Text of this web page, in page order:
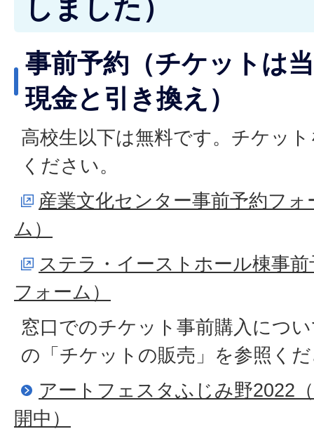
しました）
事前予約（チケットは
現金と引き換え）
高校生以下は無料です。チケッ
ください。
産業文化センター事前予約フ
ム）
ステラ・イーストホール棟事
フォーム）
窓口でのチケット事前購入につ
の「チケットの販売」を参照く
アートフェスタふじみ野2022
開中）